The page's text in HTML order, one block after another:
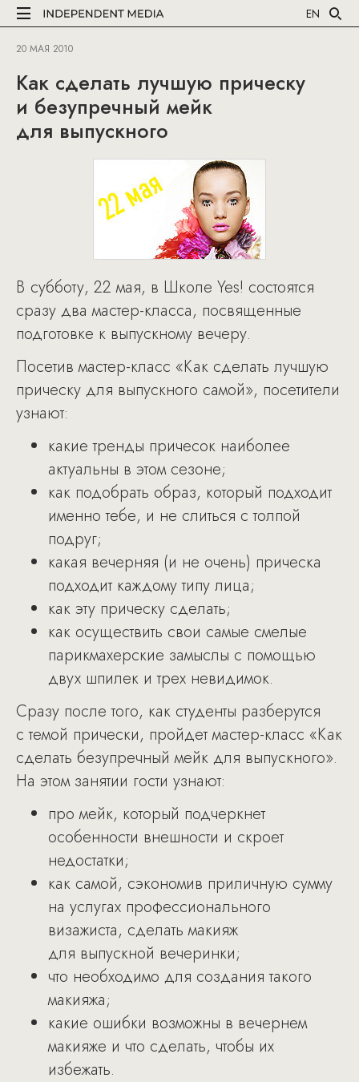
EN
20 МАЯ 2010
Как сделать лучшую прическу
и безупречный мейк
для выпускного
В субботу, 22 мая, в Школе Yes! состоятся
сразу два мастер-класса, посвященные
подготовке к выпускному вечеру.
Посетив мастер-класс «Как сделать лучшую
прическу для выпускного самой», посетители
узнают:
какие тренды причесок наиболее
актуальны в этом сезоне;
как подобрать образ, который подходит
именно тебе, и не слиться с толпой
подруг;
какая вечерняя (и не очень) прическа
подходит каждому типу лица;
как эту прическу сделать;
как осуществить свои самые смелые
парикмахерские замыслы с помощью
двух шпилек и трех невидимок.
Сразу после того, как студенты разберутся
с темой прически, пройдет мастер-класс «Как
сделать безупречный мейк для выпускного».
На этом занятии гости узнают:
про мейк, который подчеркнет
особенности внешности и скроет
недостатки;
как самой, сэкономив приличную сумму
на услугах профессионального
визажиста, сделать макияж
для выпускной вечеринки;
что необходимо для создания такого
макияжа;
какие ошибки возможны в вечернем
макияже и что сделать, чтобы их
избежать.